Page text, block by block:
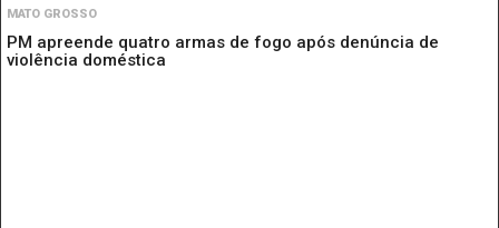
MATO GROSSO
PM apreende quatro armas de fogo após denúncia de
violência doméstica